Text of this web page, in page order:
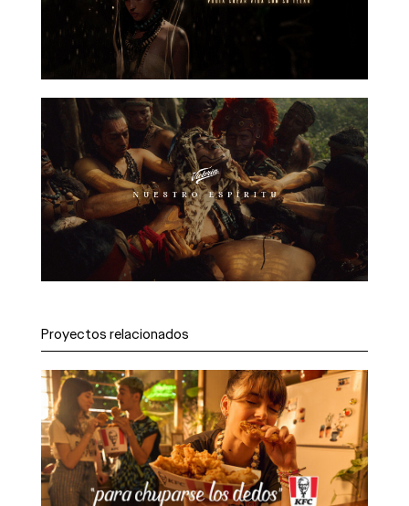
Proyectos relacionados